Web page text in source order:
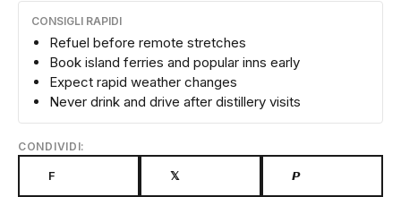
CONSIGLI RAPIDI
Refuel before remote stretches
Book island ferries and popular inns early
Expect rapid weather changes
Never drink and drive after distillery visits
CONDIVIDI:
F 𝕏 𝙋